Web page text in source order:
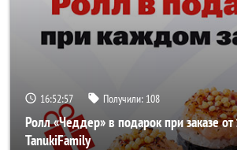
16:52:57 Получили: 108
Ролл «Чеддер» в подарок при заказе
TanukiFamily